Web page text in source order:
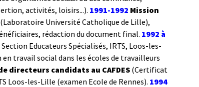
activités, loisirs...). 1991-1992 Mission
Université Catholique de Lille),
rédaction du document final. 1992 à
Educateurs Spécialisés, IRTS, Loos-les-
travail social dans les écoles de travailleurs
directeurs candidats au CAFDES (Certificat
Loos-les-Lille (examen Ecole de Rennes). 1994